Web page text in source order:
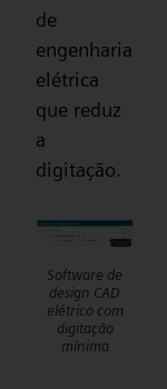
de
engenharia
elétrica
que reduz
a
digitação.
Software de
design CAD
elétrico com
digitação
mínima